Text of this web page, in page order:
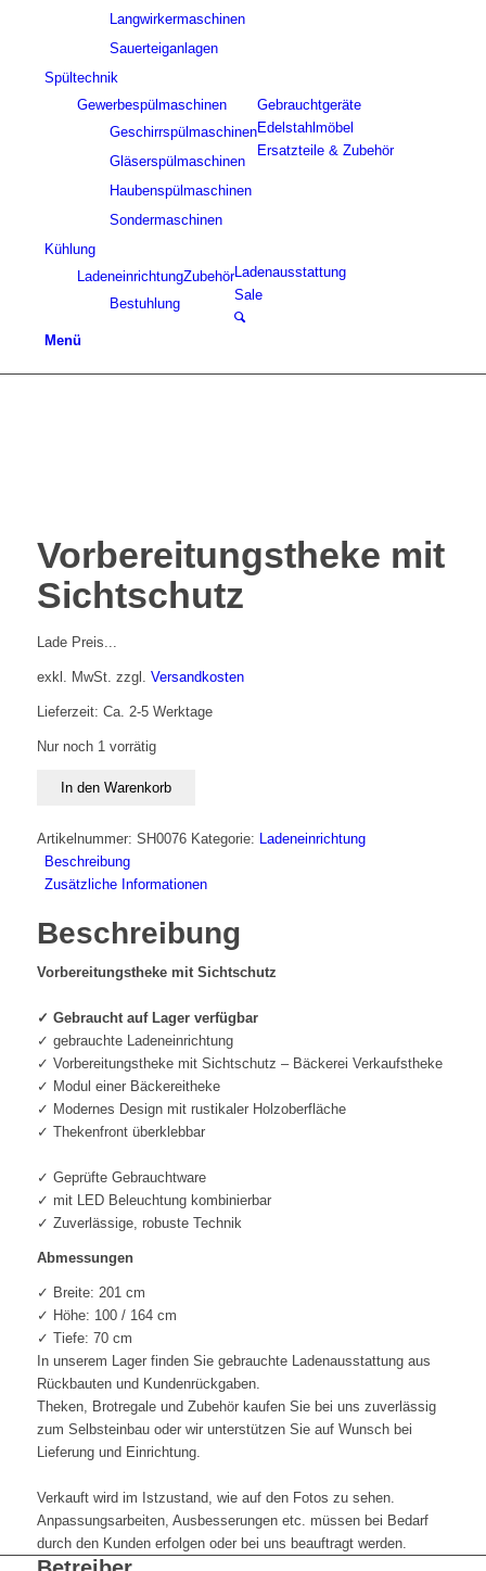
Langwirkermaschinen
Sauerteiganlagen
Spültechnik
Gewerbespülmaschinen
Geschirrspülmaschinen
Gläserspülmaschinen
Haubenspülmaschinen
Sondermaschinen
Gebrauchtgeräte
Edelstahlmöbel
Ersatzteile & Zubehör
Kühlung
Ladenausstattung
Ladeneinrichtung
Bestuhlung
Zubehör
Sale
Menü
Vorbereitungstheke mit
Sichtschutz
Lade Preis...
exkl. MwSt. zzgl. Versandkosten
Lieferzeit: Ca. 2-5 Werktage
Nur noch 1 vorrätig
Vorbereitungstheke
Menge
In den Warenkorb
Artikelnummer: SH0076 Kategorie: Ladeneinrichtung
Beschreibung
Zusätzliche Informationen
Beschreibung
Vorbereitungstheke mit Sichtschutz
✓ Gebraucht auf Lager verfügbar
✓ gebrauchte Ladeneinrichtung
✓ Vorbereitungstheke mit Sichtschutz – Bäckerei Verkaufstheke
✓ Modul einer Bäckereitheke
✓ Modernes Design mit rustikaler Holzoberfläche
✓ Thekenfront überklebbar
✓ Geprüfte Gebrauchtware
✓ mit LED Beleuchtung kombinierbar
✓ Zuverlässige, robuste Technik
Abmessungen
✓ Breite: 201 cm
✓ Höhe: 100 / 164 cm
✓ Tiefe: 70 cm
In unserem Lager finden Sie gebrauchte Ladenausstattung aus
Rückbauten und Kundenrückgaben.
Theken, Brotregale und Zubehör kaufen Sie bei uns zuverlässig
zum Selbsteinbau oder wir unterstützen Sie auf Wunsch bei
Lieferung und Einrichtung.
Verkauft wird im Istzustand, wie auf den Fotos zu sehen.
Anpassungsarbeiten, Ausbesserungen etc. müssen bei Bedarf
durch den Kunden erfolgen oder bei uns beauftragt werden.